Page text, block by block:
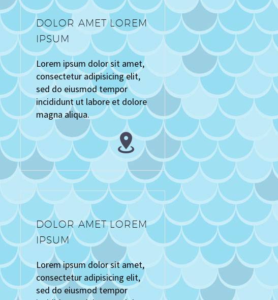
DOLOR AMET LOREM
IPSUM
Lorem ipsum dolor sit amet,
consectetur adipisicing elit,
sed do eiusmod tempor
incididunt ut labore et dolore
magna aliqua.


DOLOR AMET LOREM
IPSUM
Lorem ipsum dolor sit amet,
consectetur adipisicing elit,
sed do eiusmod tempor